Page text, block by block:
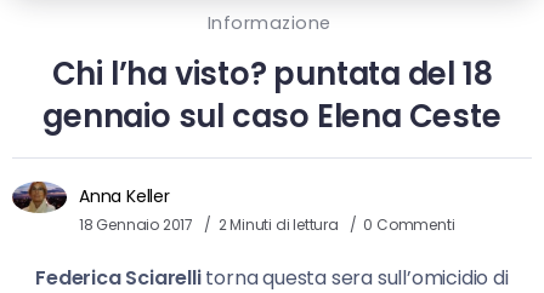
Informazione
Chi l’ha visto? puntata del 18
gennaio sul caso Elena Ceste
Anna Keller
18 Gennaio 2017 2 Minuti di lettura 0 Commenti
Federica Sciarellitorna questa sera sull’omicidio di